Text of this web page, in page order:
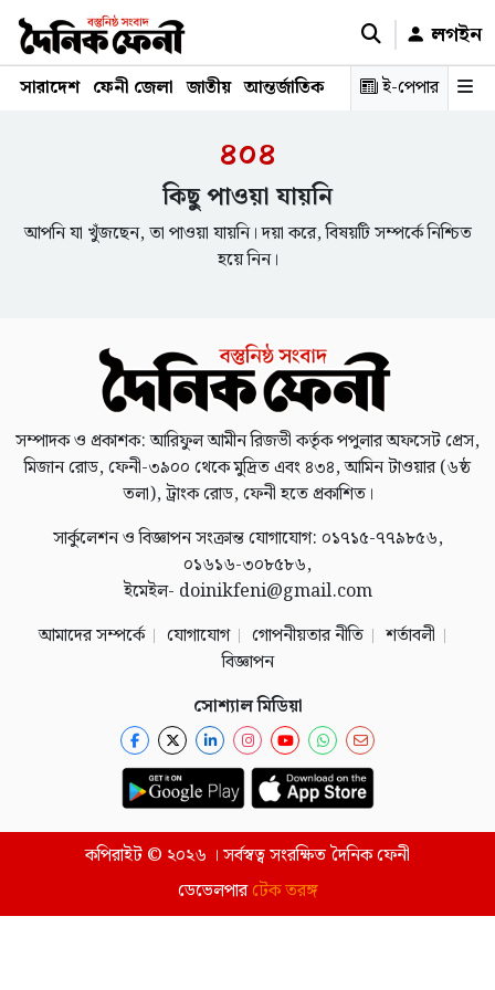
লগইন
সারাদেশ ফেনী জেলা জাতীয় আন্তর্জাতিক রাজনীতি স্বাস্থ্য শিক্ষা
ই-পেপার
৪০৪
কিছু পাওয়া যায়নি
আপনি যা খুঁজছেন, তা পাওয়া যায়নি। দয়া করে, বিষয়টি সম্পর্কে নিশ্চিত
হয়ে নিন।
সম্পাদক ও প্রকাশক: আরিফুল আমীন রিজভী কর্তৃক পপুলার অফসেট প্রেস,
মিজান রোড, ফেনী-৩৯০০ থেকে মুদ্রিত এবং ৪৩৪, আমিন টাওয়ার (৬ষ্ঠ
তলা), ট্রাংক রোড, ফেনী হতে প্রকাশিত।
সার্কুলেশন ও বিজ্ঞাপন সংক্রান্ত যোগাযোগ: ০১৭১৫-৭৭৯৮৫৬,
০১৬১৬-৩০৮৫৮৬,
ইমেইল- doinikfeni@gmail.com
আমাদের সম্পর্কে
যোগাযোগ গোপনীয়তার নীতি
শর্তাবলী
বিজ্ঞাপন
সোশ্যাল মিডিয়া
কপিরাইট © ২০২৬ । সর্বস্বত্ব সংরক্ষিত দৈনিক ফেনী
ডেভেলপারটেক তরঙ্গ